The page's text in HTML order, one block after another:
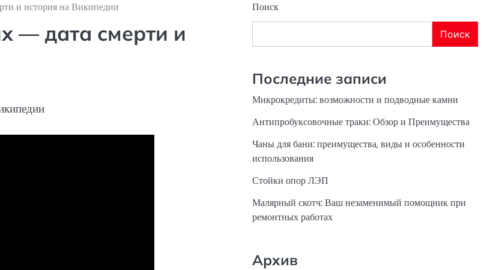
и история на Википедии
— дата смерти и
Поиск
Поиск
Последние записи
Микрокредиты: возможности и подводные камни
Антипробуксовочные траки: Обзор и Преимущества
Чаны для бани: преимущества, виды и особенности
использования
Стойки опор ЛЭП
Малярный скотч: Ваш незаменимый помощник при
ремонтных работах
Архив